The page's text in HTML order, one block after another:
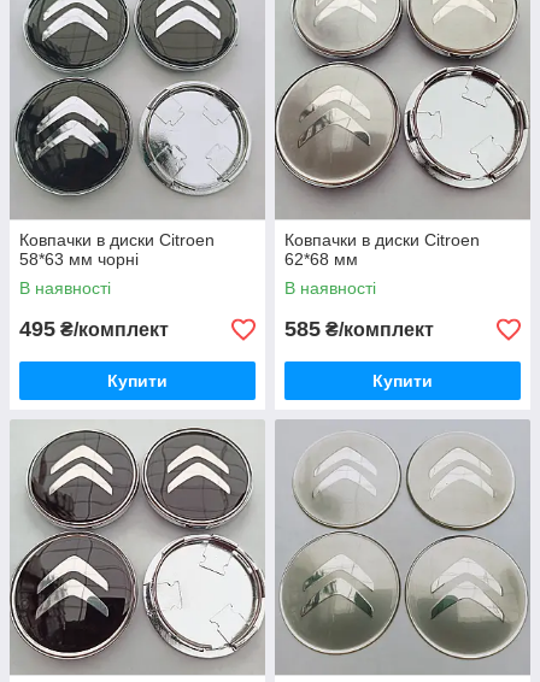
Ковпачки в диски Citroen
58*63 мм чорні
В наявності
495 ₴/комплект
Купити
Ковпачки в диски Citroen
62*68 мм
В наявності
585 ₴/комплект
Купити